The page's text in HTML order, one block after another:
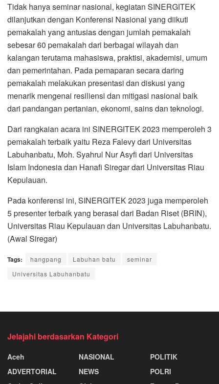
Tidak hanya seminar nasional, kegiatan SINERGITEK
dilanjutkan dengan Konferensi Nasional yang diikuti
pemakalah yang antusias dengan jumlah pemakalah
sebesar 60 pemakalah dari berbagai wilayah dan
kalangan terutama mahasiswa, praktisi, akademisi, umum
dan pemerintahan. Pada pemaparan secara daring
pemakalah melakukan presentasi dan diskusi yang
menarik mengenai resiliensi dan mitigasi nasional baik
dari pandangan pertanian, ekonomi, sains dan teknologi.
Dari rangkaian acara ini SINERGITEK 2023 memperoleh 3
pemakalah terbaik yaitu Reza Falevy dari Universitas
Labuhanbatu, Moh. Syahrul Nur Asyfi dari Universitas
Islam Indonesia dan Hanafi Siregar dari Universitas Riau
Kepulauan.
Pada konferensi ini, SINERGITEK 2023 juga memperoleh
5 presenter terbaik yang berasal dari Badan Riset (BRIN),
Universitas Riau Kepulauan dan Universitas Labuhanbatu.
(Awal Siregar)
Tags: hangpang Labuhan batu
seminar
Universitas Labuhanbatu
Jelajahi berdasarkan Kategori
Aceh
ADVERTORIAL
NASIONAL
NEWS
POLITIK
POLRI